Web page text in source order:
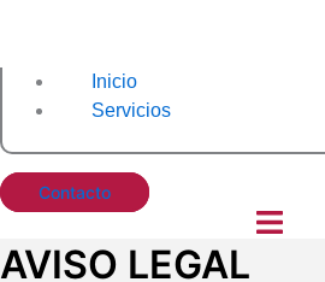
Inicio
Servicios
Contacto
AVISO LEGAL